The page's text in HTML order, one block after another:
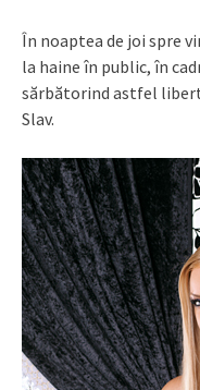
În noaptea de joi spre
la haine în public, în
sărbătorind astfel
Slav.